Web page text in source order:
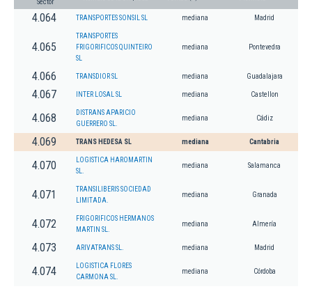
Sector
4.064 TRANSPORTES SONSIL SL mediana Madrid
4.065
TRANSPORTES
FRIGORIFICOS QUINTEIRO
SL
mediana Pontevedra
4.066 TRANSDIOR SL mediana Guadalajara
4.067 INTER LOSAL SL mediana Castellon
4.068
DISTRANS APARICIO
GUERRERO SL.
mediana Cádiz
4.069 TRANS HEDESA SL mediana Cantabria
4.070
LOGISTICA HAROMARTIN
SL.
mediana Salamanca
4.071
TRANSILIBERIS SOCIEDAD
LIMITADA.
mediana Granada
4.072
FRIGORIFICOS HERMANOS
MARTIN SL.
mediana Almería
4.073 ARIVATRANS SL. mediana Madrid
4.074
LOGISTICA FLORES
CARMONA SL.
mediana Córdoba